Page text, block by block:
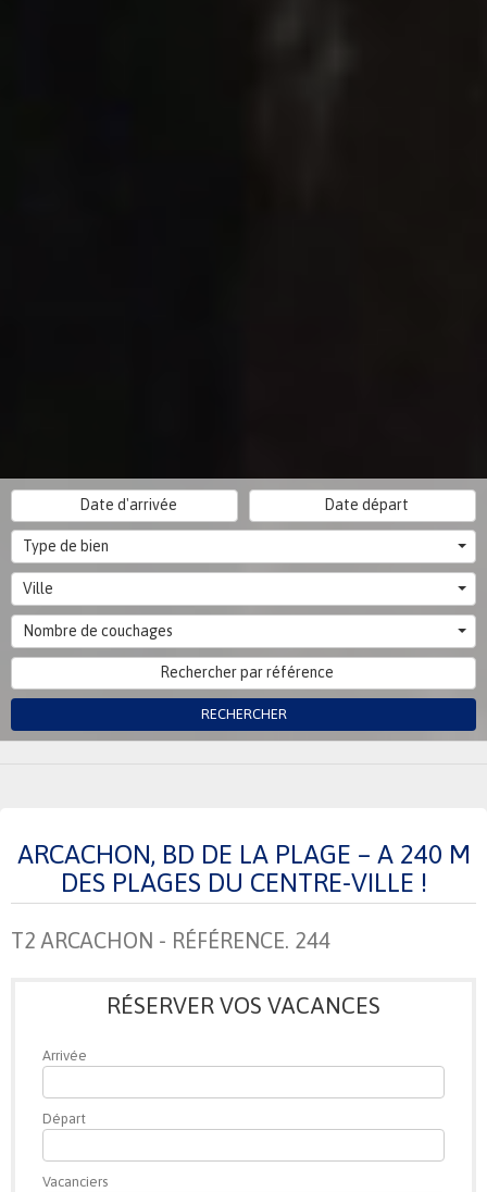
Type de bien
Ville
Nombre de couchages
RECHERCHER
ARCACHON, BD DE LA PLAGE – A 240 M
DES PLAGES DU CENTRE-VILLE !
T2 ARCACHON - RÉFÉRENCE. 244
RÉSERVER VOS VACANCES
Arrivée
Départ
Vacanciers